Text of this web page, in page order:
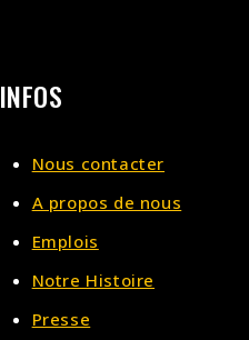
INFOS
Nous contacter
A propos de nous
Emplois
Notre Histoire
Presse